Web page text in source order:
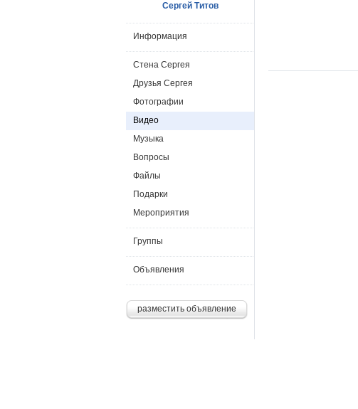
Сергей Титов
Информация
Стена Сергея
Друзья Сергея
Фотографии
Видео
Музыка
Вопросы
Файлы
Подарки
Мероприятия
Группы
Объявления
разместить объявление